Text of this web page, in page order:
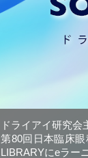
ドライアイ研究会
第80回日本臨床
LIBRARYにeラー